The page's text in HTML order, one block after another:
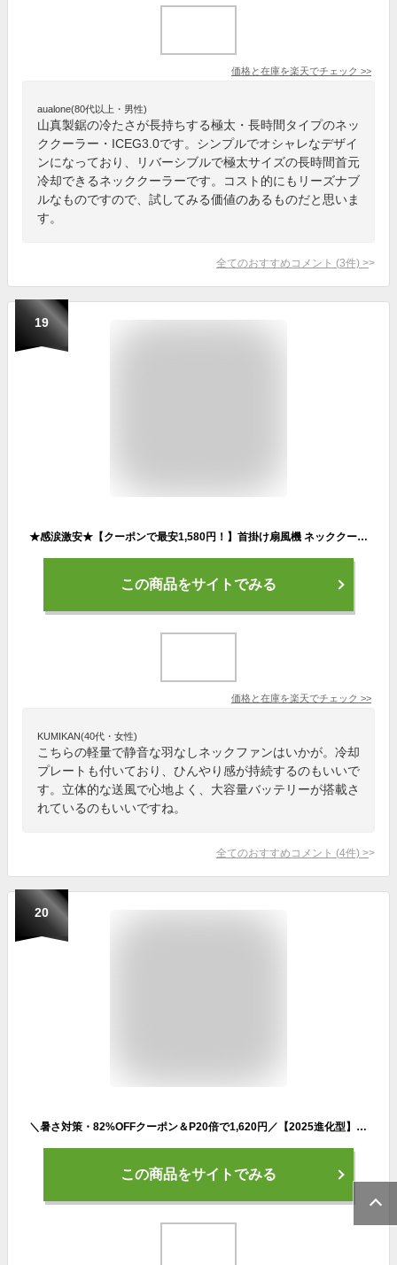
価格と在庫を楽天でチェック >>
aualone(80代以上・男性)
山真製鋸の冷たさが長持ちする極太・長時間タイプのネッ
ククーラー・ICEG3.0です。シンプルでオシャレなデザイ
ンになっており、リバーシブルで極太サイズの長時間首元
冷却できるネッククーラーです。コスト的にもリーズナブ
ルなものですので、試してみる価値のあるものだと思いま
す。
全てのおすすめコメント (3件) >
19
★感涙激安★【クーポンで最安1,580円！】首掛け扇風機 ネッククーラー 軽量 静音 羽根なし ネックファン Type-C充電 720°送風 大容量バッテリー 冷却 クール 冷却プレート付 冷感 ひんやり LED表示 立体冷風 首かけ扇風機 くびかけ扇風機 携帯扇風機 首かけ 羽根なし
この商品をサイトでみる
価格と在庫を楽天でチェック >>
KUMIKAN(40代・女性)
こちらの軽量で静音な羽なしネックファンはいかが。冷却
プレートも付いており、ひんやり感が持続するのもいいで
す。立体的な送風で心地よく、大容量バッテリーが搭載さ
れているのもいいですね。
全てのおすすめコメント (4件) >
20
＼暑さ対策・82%OFFクーポン＆P20倍で1,620円／【2025進化型】首掛け扇風機 軽量 静音 冷感 羽根なし ネッククーラー ネックファン 5段階風量 扇風機 首かけ LED表示 携帯扇風機 1秒冷感 Type-C充電 360°送風 大容量バッテリー 暑さ対策 子供大人兼用 通勤/通学
この商品をサイトでみる